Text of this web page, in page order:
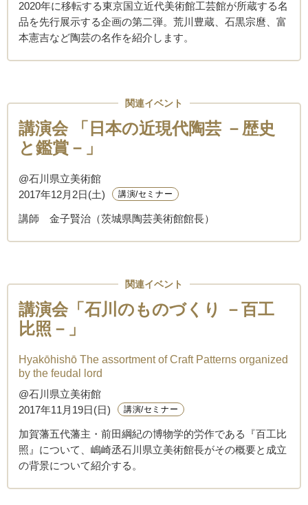
2020年に移転する東京国立近代美術館工芸館が所蔵する名
品を先行展示する企画の第二弾。荒川豊蔵、石黒宗麿、富
本憲吉など陶芸の名作を紹介します。
関連イベント
講演会 「日本の近現代陶芸 －歴史
と鑑賞－」
@石川県立美術館
2017年12月2日(土)
講演/セミナー
講師 金子賢治（茨城県陶芸美術館館長）
関連イベント
講演会「石川のものづくり －百工
比照－」
Hyakōhishō The assortment of Craft Patterns organized
by the feudal lord
@石川県立美術館
2017年11月19日(日)
講演/セミナー
加賀藩五代藩主・前田綱紀の博物学的労作である『百工比
照』について、嶋崎丞石川県立美術館長がその概要と成立
の背景について紹介する。